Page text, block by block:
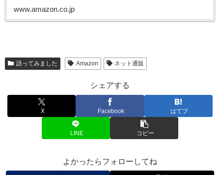
www.amazon.co.jp
語ってみました Amazon ネット通販
シェアする
X Facebook はてブ
LINE コピー
よかったらフォローしてね